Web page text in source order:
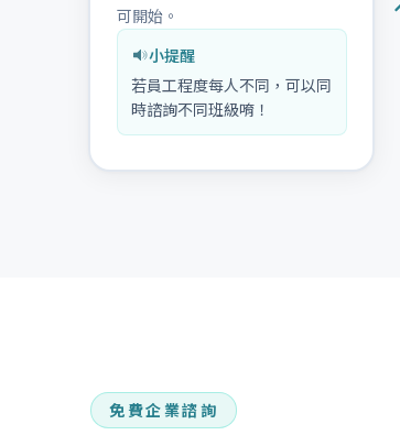
可開始。
小提醒
若員工程度每人不同，可以同
時諮詢不同班級唷！
免費企業諮詢